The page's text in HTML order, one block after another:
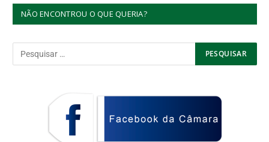
NÃO ENCONTROU O QUE QUERIA?